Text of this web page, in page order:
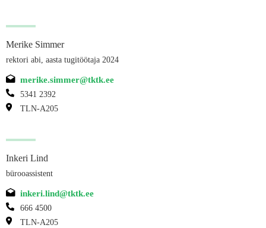
Merike Simmer
rektori abi, aasta tugitöötaja 2024
merike.simmer@tktk.ee
5341 2392
TLN-A205
Inkeri Lind
bürooassistent
inkeri.lind@tktk.ee
666 4500
TLN-A205